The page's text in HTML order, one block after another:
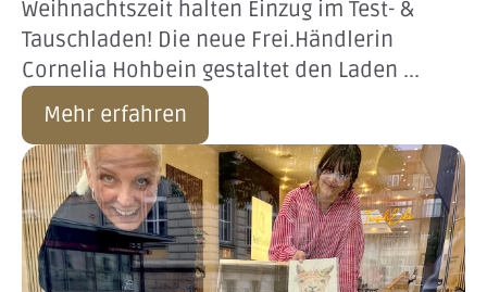
Weihnachtszeit halten Einzug im Test- &
Tauschladen! Die neue Frei.Händlerin
Cornelia Hohbein gestaltet den Laden ...
Mehr erfahren